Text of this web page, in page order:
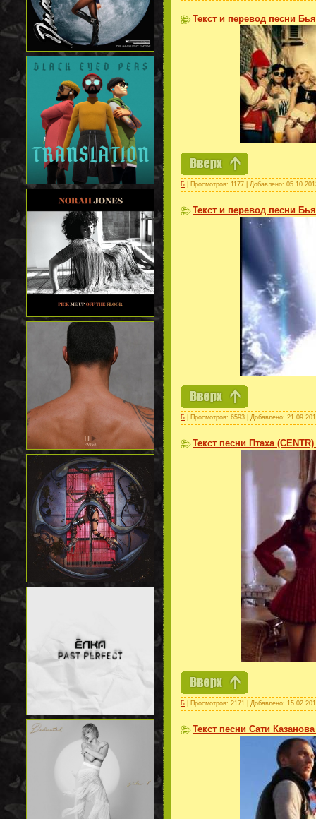
Текст и перевод песни
Б | Просмотров: 1177 | Добавлено:
Текст и перевод песни
Б | Просмотров: 6593 | Добавлено:
Текст песни Птаха
Б | Просмотров: 2171 | Добавлено:
Текст песни Сати